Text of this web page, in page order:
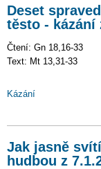
Deset
těsto - kázání
Čtení: Gn 18,16-33
Text: Mt 13,31-33
Kázání
Jak jasně
hudbou z